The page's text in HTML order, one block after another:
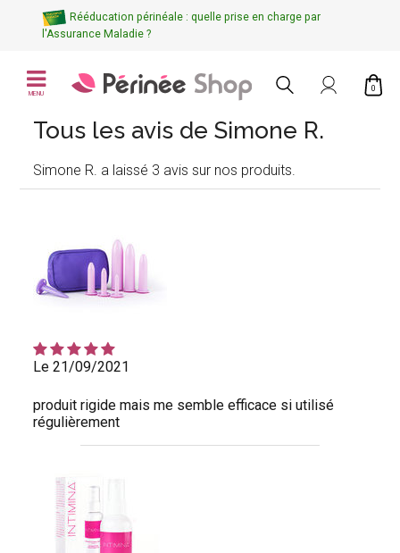
Rééducation périnéale : quelle prise en charge par
l'Assurance Maladie ?
MENU
0
Tous les avis de Simone R.
Simone R. a laissé 3 avis sur nos produits.
Le 21/09/2021
produit rigide mais me semble efficace si utilisé
régulièrement